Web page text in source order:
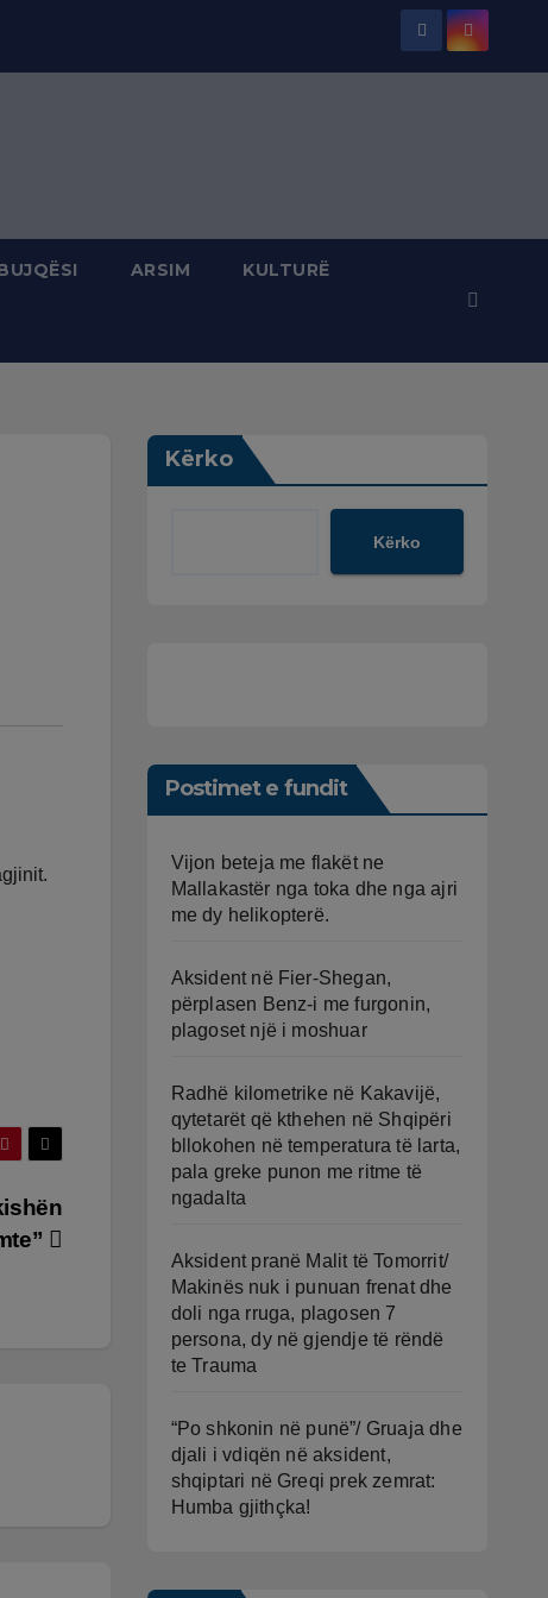
ARSIM KULTURË
Kërko
Kërko
Postimet e fundit
Vijon beteja me flakët ne
Mallakastër nga toka dhe nga ajri
me dy helikopterë.
Aksident në Fier-Shegan,
përplasen Benz-i me furgonin,
plagoset një i moshuar
Radhë kilometrike në Kakavijë,
qytetarët që kthehen në Shqipëri
bllokohen në temperatura të larta,
pala greke punon me ritme të
ngadalta
Aksident pranë Malit të Tomorrit/
Makinës nuk i punuan frenat dhe
doli nga rruga, plagosen 7
persona, dy në gjendje të rëndë
te Trauma
“Po shkonin në punë”/ Gruaja dhe
djali i vdiqën në aksident,
shqiptari në Greqi prek zemrat:
Humba gjithçka!